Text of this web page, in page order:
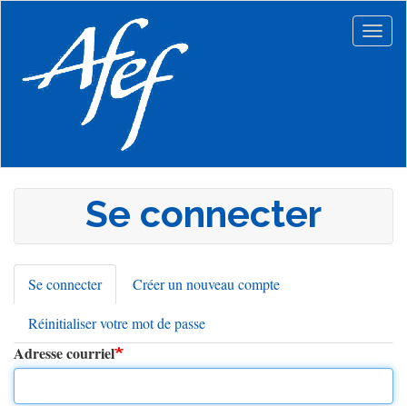
principal
Se connecter
Onglets
principaux
Se connecter(onglet
actif)
Créer un nouveau compte
Réinitialiser votre mot de passe
Adresse courriel